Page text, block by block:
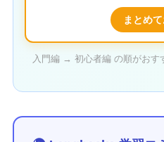
まとめ
入門編 → 初心者編 の順がおす